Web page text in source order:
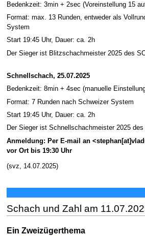
Bedenkzeit: 3min + 2sec (Voreinstellung 15
Format: max. 13 Runden, entweder als
System
Start 19:45 Uhr, Dauer: ca. 2h
Der Sieger ist Blitzschachmeister 2025 des
Schnellschach, 25.07.2025
Bedenkzeit: 8min + 4sec (manuelle
Format: 7 Runden nach Schweizer System
Start 19:45 Uhr, Dauer: ca. 2h
Der Sieger ist Schnellschachmeister 2025 des
Anmeldung: Per E-mail an
vor Ort bis 19:30 Uhr
(svz, 14.07.2025)
Schach und Zahl am
Ein Zweizügerthema